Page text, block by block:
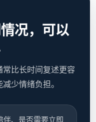
况，可以
比长时间复述更容
少情绪负担。
伴、是否需要立即